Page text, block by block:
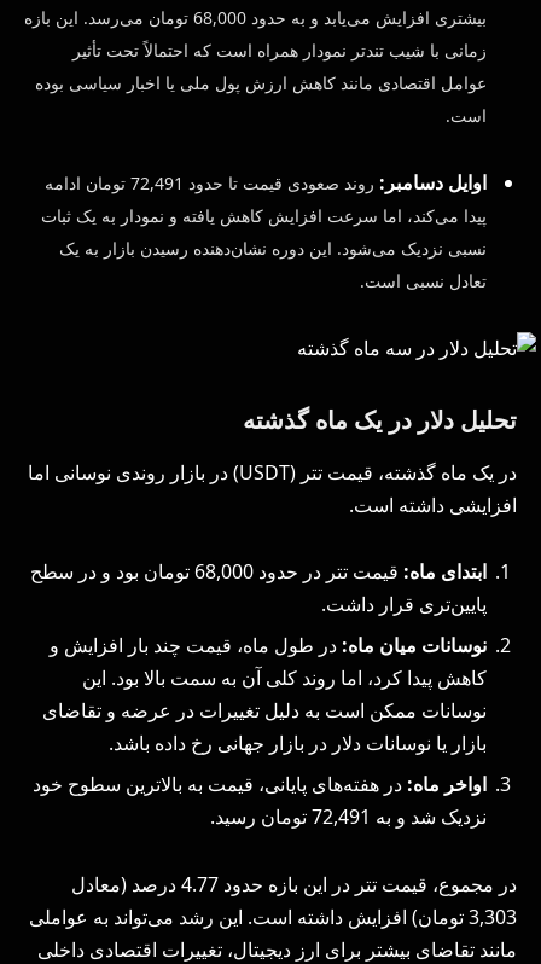
بیشتری افزایش می‌یابد و به حدود 68,000 تومان می‌رسد. این بازه
زمانی با شیب تندتر نمودار همراه است که احتمالاً تحت تأثیر
عوامل اقتصادی مانند کاهش ارزش پول ملی یا اخبار سیاسی بوده
است.
اوایل دسامبر:
روند صعودی قیمت تا حدود 72,491 تومان ادامه
پیدا می‌کند، اما سرعت افزایش کاهش یافته و نمودار به یک ثبات
نسبی نزدیک می‌شود. این دوره نشان‌دهنده رسیدن بازار به یک
تعادل نسبی است.
تحلیل دلار در یک ماه گذشته
در یک ماه گذشته، قیمت تتر (USDT) در بازار روندی نوسانی اما
افزایشی داشته است.
ابتدای ماه:
قیمت تتر در حدود 68,000 تومان بود و در سطح
پایین‌تری قرار داشت.
نوسانات میان ماه: در طول ماه، قیمت چند بار افزایش و
کاهش پیدا کرد، اما روند کلی آن به سمت بالا بود. این
نوسانات ممکن است به دلیل تغییرات در عرضه و تقاضای
بازار یا نوسانات دلار در بازار جهانی رخ داده باشد.
اواخر ماه: در هفته‌های پایانی، قیمت به بالاترین سطوح خود
نزدیک شد و به 72,491 تومان رسید.
در مجموع، قیمت تتر در این بازه حدود 4.77 درصد (معادل
3,303 تومان) افزایش داشته است. این رشد می‌تواند به عواملی
مانند تقاضای بیشتر برای ارز دیجیتال، تغییرات اقتصادی داخلی